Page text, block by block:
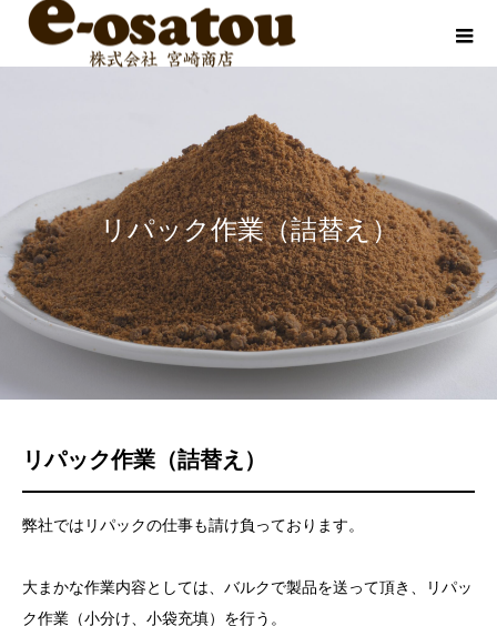
リパック作業（詰替え）
リパック作業（詰替え）
弊社ではリパックの仕事も請け負っております。
大まかな作業内容としては、バルクで製品を送って頂き、リパッ
ク作業（小分け、小袋充填）を行う。